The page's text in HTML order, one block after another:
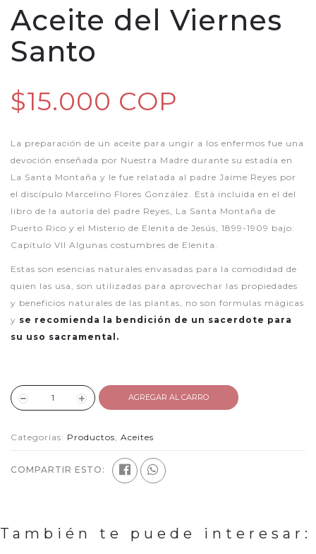
Aceite del Viernes
Santo
$15.000 COP
La preparación de un aceite para ungir a los enfermos fue una
devoción enseñada por Nuestra Madre durante su estadía en
La Santa Montaña y le fue relatada al padre Jaime Reyes por
el discípulo Marcelino Flores González. Está incluida en el del
libro de la autoría del padre Reyes, La Santa Montaña de
Puerto Rico y el Misterio de Elenita de Jesús, 1899-1909 bajo:
Capítulo VII Algunas costumbres de Elenita.
Estas son esencias naturales envasadas para la comodidad de
quien las usa, son utilizadas para aprovechar las propiedades
y beneficios naturales de las plantas, no son formulas mágicas
y se recomienda la bendición de un sacerdote para
su uso sacramental.
AGREGAR AL CARRO
Categorías: Productos, Aceites
COMPARTIR ESTO:
También te puede interesar: